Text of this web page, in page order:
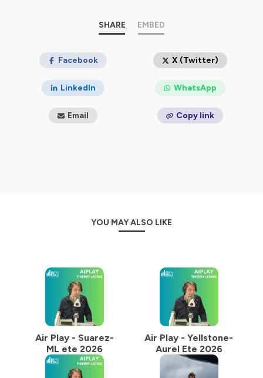
dans le cadre de toutes les transitions vers un monde
c’est aussi une diversité
auditeurs qui vivent
l’impact de l’Europe au quotidien. Bruxelles est la
diversifiée avec un peu moins de 200 nationalités
SHARE EMBED
Facebook X (Twitter)
LinkedIn WhatsApp
Email Copy link
YOU MAY ALSO LIKE
Air Play - Suarez-
ML ete 2026
Air Play - Yellstone-
Aurel Ete 2026